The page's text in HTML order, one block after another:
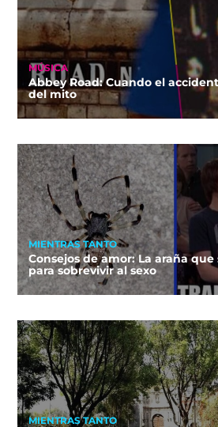
MÚSICA
Abbey Road: Cuando el
del mito
MIENTRAS TANTO
Consejos de amor: La araña
para sobrevivir al sexo
MIENTRAS TANTO